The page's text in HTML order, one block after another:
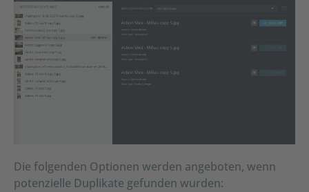
Die folgenden Optionen werden angeboten, wenn
potenzielle Duplikate gefunden wurden: